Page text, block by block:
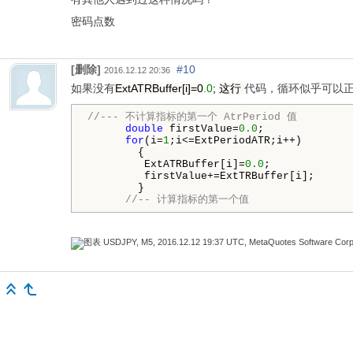
密码点数
[删除] 2016.12.12 20:36
#10
如果没有ExtATRBuffer[i]=0 .0; 这行 代码，循环似乎可以正
//--- 不计算指标的第一个 AtrPeriod 值
double firstValue=0.0 ;
for (i=1;i<=ExtPeriodATR;i++)
{
ExtATRBuffer[i]=0.0 ;
firstValue+=ExtTRBuffer[i];
}
//-- 计算指标的第一个值